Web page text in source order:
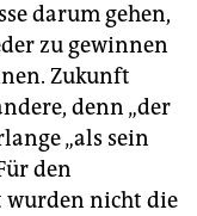
darum gehen,
zu gewinnen
Zukunft
denn „der
„als sein
den
nicht die